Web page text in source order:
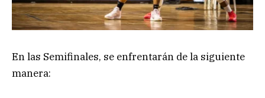
En las Semifinales, se enfrentarán de la siguiente
manera: